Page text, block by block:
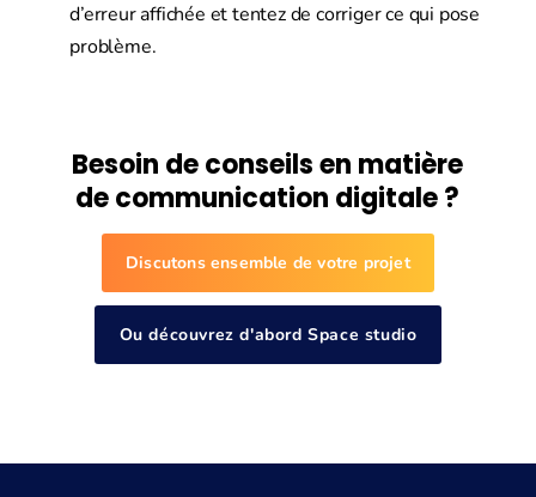
d’erreur affichée et tentez de corriger ce qui pose
problème.
Besoin de conseils en matière
de communication digitale ?
Discutons ensemble de votre projet
Ou découvrez d'abord Space studio